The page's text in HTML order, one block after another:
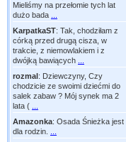
Mieliśmy na przełomie tych lat
dużo bada
KarpatkaST: Tak, chodziłam z
córką przed drugą cisza, w
trakcie, z niemowlakiem i z
dwójką bawiących
rozmal: Dziewczyny, Czy
chodzicie ze swoimi dziećmi do
salek zabaw ? Mój synek ma 2
lata (
Amazonka: Osada Śnieżka jest
dla rodzin.